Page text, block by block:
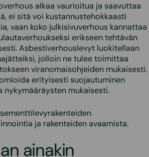
alkaa vaurioitua ja saavuttaa
ei sitä voi kustannustehokkaasti
vaan koko julkisivuverhous kannattaa
erikseen tehtävän
Asbestiverhouslevyt luokitellaan
jolloin ne tulee toimittaa
viranomaisohjeiden mukaisesti.
erityisesti suojautuminen
nykymääräysten mukaisesti.
ja rakenteiden avaamista.
ainakin